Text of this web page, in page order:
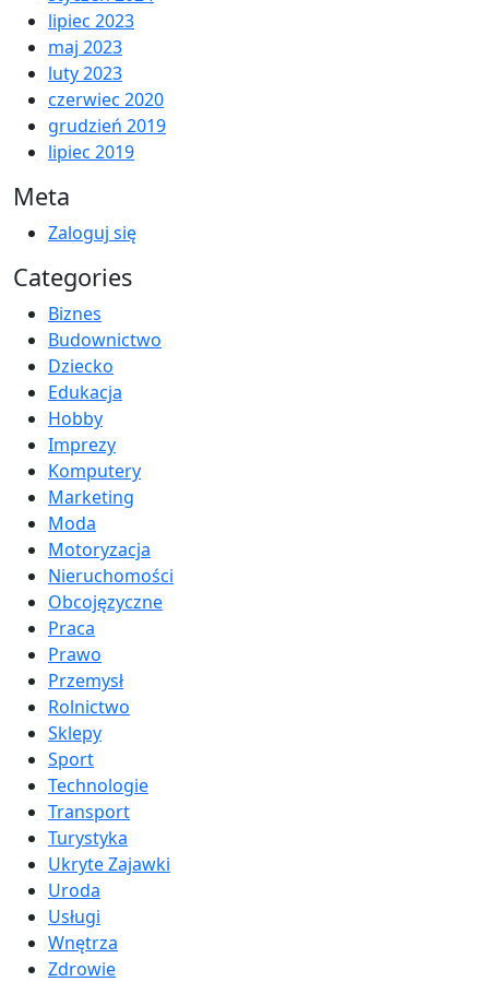
lipiec 2023
maj 2023
luty 2023
czerwiec 2020
grudzień 2019
lipiec 2019
Meta
Zaloguj się
Categories
Biznes
Budownictwo
Dziecko
Edukacja
Hobby
Imprezy
Komputery
Marketing
Moda
Motoryzacja
Nieruchomości
Obcojęzyczne
Praca
Prawo
Przemysł
Rolnictwo
Sklepy
Sport
Technologie
Transport
Turystyka
Ukryte Zajawki
Uroda
Usługi
Wnętrza
Zdrowie